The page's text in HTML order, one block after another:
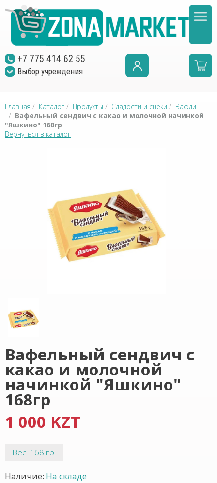
+7 775 414 62 55
Выбор учреждения
Главная / Каталог / Продукты / Сладости и снеки / Вафли
/ Вафельный сендвич с какао и молочной начинкой
"Яшкино" 168гр
Вернуться в каталог
Вафельный сендвич с
какао и молочной
начинкой "Яшкино"
168гр
1 000 KZT
Вес: 168 гр.
Наличие: На складе